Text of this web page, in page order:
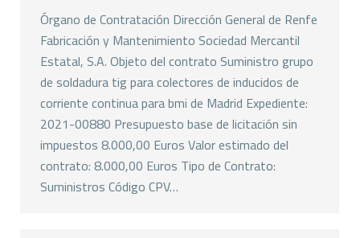
Órgano de Contratación Dirección General de Renfe
Fabricación y Mantenimiento Sociedad Mercantil
Estatal, S.A. Objeto del contrato Suministro grupo
de soldadura tig para colectores de inducidos de
corriente continua para bmi de Madrid Expediente:
2021-00880 Presupuesto base de licitación sin
impuestos 8.000,00 Euros Valor estimado del
contrato: 8.000,00 Euros Tipo de Contrato:
Suministros Código CPV…